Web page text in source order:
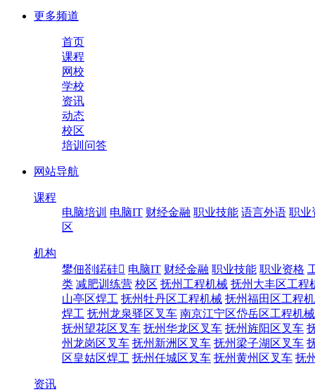
更多频道
首页
课程
网校
学校
资讯
动态
校区
培训问答
网站导航
课程
电脑培训 电脑IT 财经金融 职业技能 语言外语 职业
区
机构
鐢佃剳鍩硅 电脑IT 财经金融 职业技能 职业资格
类 减肥训练营 校区 抚州工程机械 抚州大丰区工程
山亭区焊工 抚州牡丹区工程机械 抚州福田区工程
焊工 抚州龙泉驿区叉车 南京江宁区岱岳区工程机械
抚州望花区叉车 抚州华龙区叉车 抚州旌阳区叉车
州龙岗区叉车 抚州新洲区叉车 抚州梁子湖区叉车
区皇姑区焊工 抚州任城区叉车 抚州黄州区叉车 抚
资讯